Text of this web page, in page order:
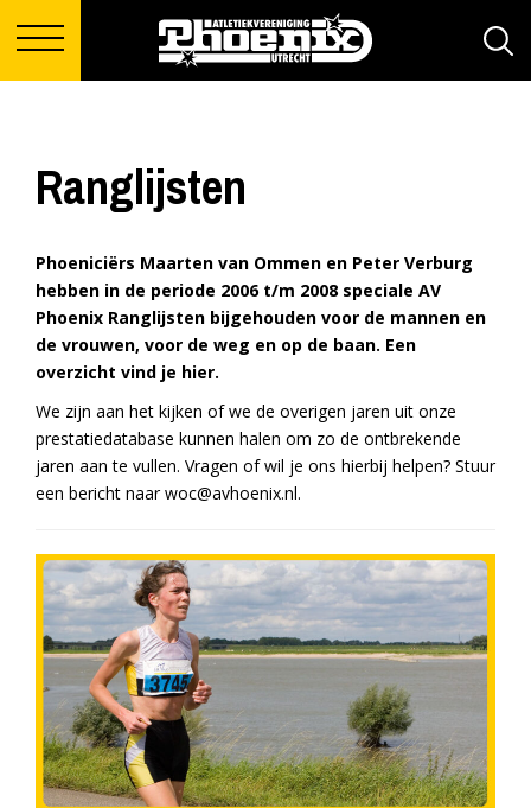
Ranglijsten
Phoeniciërs Maarten van Ommen en Peter Verburg
hebben in de periode 2006 t/m 2008 speciale AV
Phoenix Ranglijsten bijgehouden voor de mannen en
de vrouwen, voor de weg en op de baan. Een
overzicht vind je hier.
We zijn aan het kijken of we de overigen jaren uit onze
prestatiedatabase kunnen halen om zo de ontbrekende
jaren aan te vullen. Vragen of wil je ons hierbij helpen? Stuur
een bericht naarwoc@avhoenix.nl.